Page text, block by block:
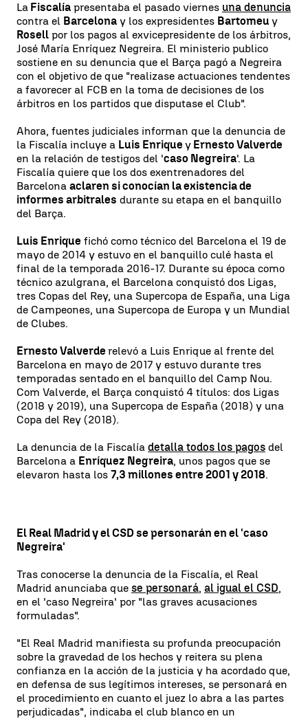
La Fiscalía presentaba el pasado viernes una denuncia
contra el Barcelona y los expresidentes Bartomeu y
Rosell por los pagos al exvicepresidente de los árbitros,
José María Enríquez Negreira. El ministerio publico
sostiene en su denuncia que el Barça pagó a Negreira
con el objetivo de que "realizase actuaciones tendentes
a favorecer al FCB en la toma de decisiones de los
árbitros en los partidos que disputase el Club".
Ahora, fuentes judiciales informan que la denuncia de
la Fiscalía incluye a Luis Enrique y Ernesto Valverde
en la relación de testigos del 'caso Negreira'. La
Fiscalía quiere que los dos exentrenadores del
Barcelona aclaren si conocían la existencia de
informes arbitrales durante su etapa en el banquillo
del Barça.
Luis Enrique fichó como técnico del Barcelona el 19 de
mayo de 2014 y estuvo en el banquillo culé hasta el
final de la temporada 2016-17. Durante su época como
técnico azulgrana, el Barcelona conquistó dos Ligas,
tres Copas del Rey, una Supercopa de España, una Liga
de Campeones, una Supercopa de Europa y un Mundial
de Clubes.
Ernesto Valverde relevó a Luis Enrique al frente del
Barcelona en mayo de 2017 y estuvo durante tres
temporadas sentado en el banquillo del Camp Nou.
Com Valverde, el Barça conquistó 4 títulos: dos Ligas
(2018 y 2019), una Supercopa de España (2018) y una
Copa del Rey (2018).
La denuncia de la Fiscalía detalla todos los pagos del
Barcelona a Enríquez Negreira, unos pagos que se
elevaron hasta los 7,3 millones entre 2001 y 2018.
El Real Madrid y el CSD se personarán en el 'caso
Negreira'
Tras conocerse la denuncia de la Fiscalía, el Real
Madrid anunciaba que se personará, al igual el CSD,
en el 'caso Negreira' por "las graves acusaciones
formuladas".
"El Real Madrid manifiesta su profunda preocupación
sobre la gravedad de los hechos y reitera su plena
confianza en la acción de la justicia y ha acordado que,
en defensa de sus legítimos intereses, se personará en
el procedimiento en cuanto el juez lo abra a las partes
perjudicadas", indicaba el club blanco en un